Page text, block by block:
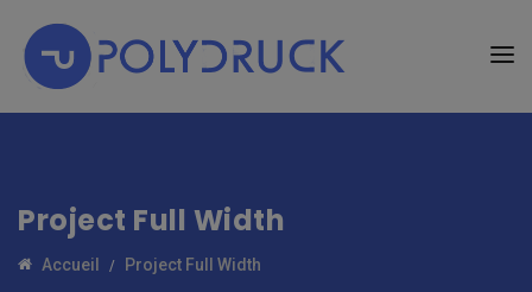
Project Full Width
Accueil Project Full Width